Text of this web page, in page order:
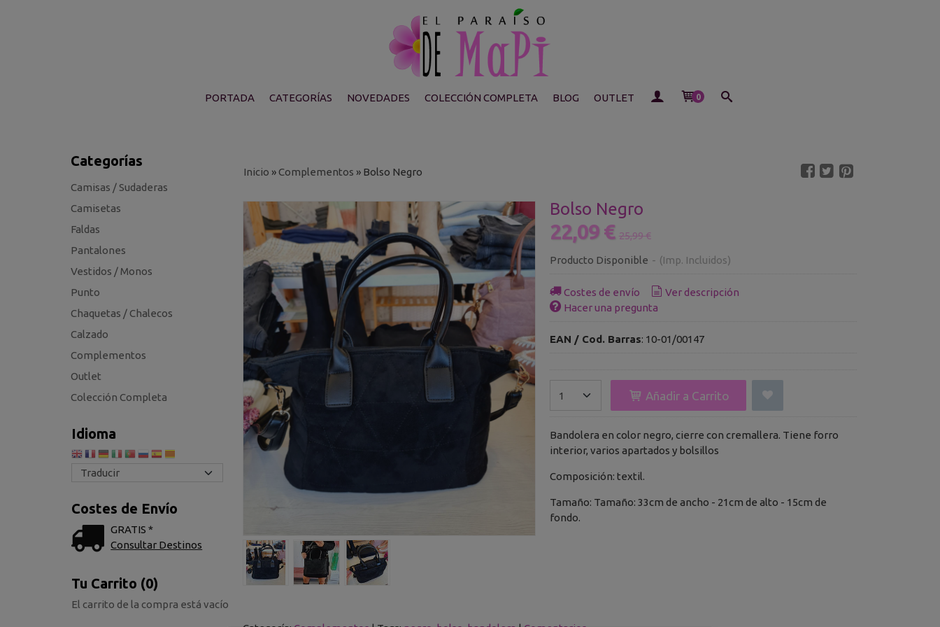
PORTADA CATEGORÍAS NOVEDADES COLECCIÓN COMPLETA BLOG OUTLET 0
Categorías
Camisas / Sudaderas
Camisetas
Faldas
Pantalones
Vestidos / Monos
Punto
Chaquetas / Chalecos
Calzado
Complementos
Outlet
Colección Completa
Idioma
Costes de Envío
GRATIS *
Consultar Destinos
Tu Carrito (0)
El carrito de la compra está vacío
Inicio » Complementos » Bolso Negro
Bolso Negro
22,09 € 25,99 €
Producto Disponible - (Imp. Incluidos)
Costes de envío
Ver descripción
Hacer una pregunta
EAN / Cod. Barras: 10-01/00147
Añadir a Carrito
Bandolera en color negro, cierre con cremallera. Tiene forro
interior, varios apartados y bolsillos
Composición: textil.
Tamaño: Tamaño: 33cm de ancho - 21cm de alto - 15cm de
fondo.